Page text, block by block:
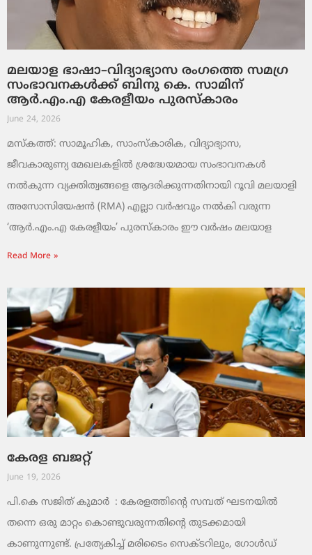
മലയാള ഭാഷാ–വിദ്യാഭ്യാസ രംഗത്തെ സമഗ്ര
സംഭാവനകൾക്ക് ബിനു കെ. സാമിന്
ആർ.എം.എ കേരളീയം പുരസ്‌കാരം
June 24, 2026
മസ്കത്ത്: സാമൂഹിക, സാംസ്‌കാരിക, വിദ്യാഭ്യാസ,
ജീവകാരുണ്യ മേഖലകളിൽ ശ്രദ്ധേയമായ സംഭാവനകൾ
നൽകുന്ന വ്യക്തിത്വങ്ങളെ ആദരിക്കുന്നതിനായി റൂവി മലയാളി
അസോസിയേഷൻ (RMA) എല്ലാ വർഷവും നൽകി വരുന്ന
‘ആർ.എം.എ കേരളീയം’ പുരസ്‌കാരം ഈ വർഷം മലയാള
Read More »
കേരള ബജറ്റ്
June 19, 2026
പി.കെ സജിത് കുമാര്‍ : കേരളത്തിന്റെ സമ്പത് ഘടനയിൽ
തന്നെ ഒരു മാറ്റം കൊണ്ടുവരുന്നതിന്റെ തുടക്കമായി
കാണുന്നുണ്ട്. പ്രത്യേകിച്ച് മരിടൈം സെക്ടറിലും, ഗോൾഡ്